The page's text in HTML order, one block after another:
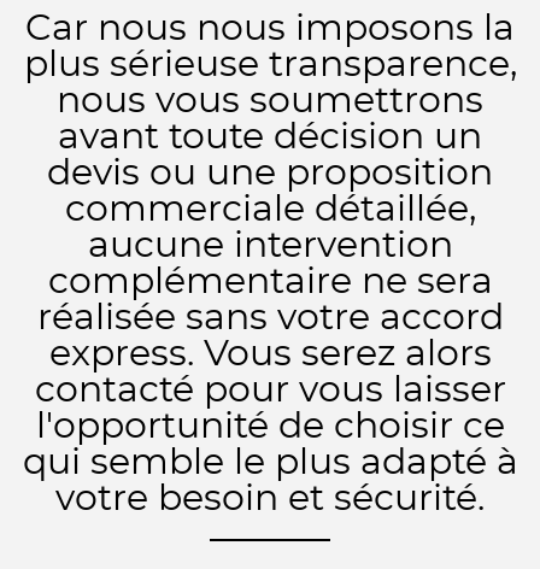
Car nous nous imposons la
plus sérieuse transparence,
nous vous soumettrons
avant toute décision un
devis ou une proposition
commerciale détaillée,
aucune intervention
complémentaire ne sera
réalisée sans votre accord
express. Vous serez alors
contacté pour vous laisser
l'opportunité de choisir ce
qui semble le plus adapté à
votre besoin et sécurité.